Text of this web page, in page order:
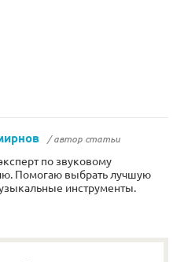
/ автор статьи
по звуковому
Помогаю выбрать лучшую
инструменты.